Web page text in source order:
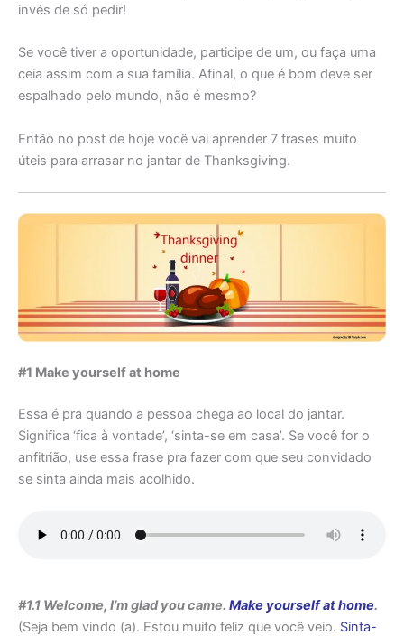
invés de só pedir!
Se você tiver a oportunidade, participe de um, ou faça uma
ceia assim com a sua família. Afinal, o que é bom deve ser
espalhado pelo mundo, não é mesmo?
Então no post de hoje você vai aprender 7 frases muito
úteis para arrasar no jantar de Thanksgiving.
#1 Make yourself at home
Essa é pra quando a pessoa chega ao local do jantar.
Significa ‘fica à vontade’, ‘sinta-se em casa’. Se você for o
anfitrião, use essa frase pra fazer com que seu convidado
se sinta ainda mais acolhido.
#1.1 Welcome, I’m glad you came. Make yourself at home.
(Seja bem vindo (a). Estou muito feliz que você veio. Sinta-